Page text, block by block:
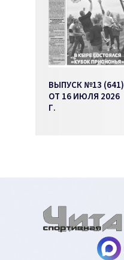
ВЫПУСК №13 (641)
ОТ 16 ИЮЛЯ 2026
Г.